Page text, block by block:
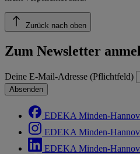
Zurück nach oben
Zum Newsletter
Deine E-Mail-Adresse (Pflichtfeld)
Absenden
EDEKA Minden-
EDEKA Minden-
EDEKA Minden-